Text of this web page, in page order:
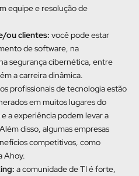
equipe e resolução de
ou clientes: você pode estar
de software, na
segurança cibernética, entre
a carreira dinâmica.
os profissionais de tecnologia estão
em muitos lugares do
a experiência podem levar a
disso, algumas empresas
competitivos, como
Ahoy.
a comunidade de TI é forte,